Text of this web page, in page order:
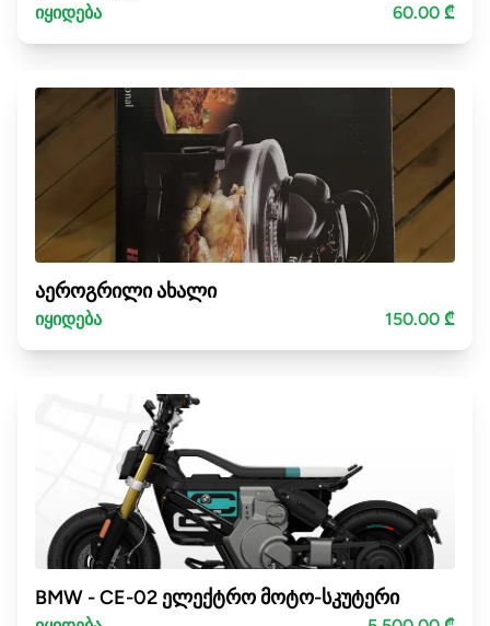
იყიდება 60.00 ₾
აეროგრილი ახალი
იყიდება 150.00 ₾
BMW - CE-02 ელექტრო მოტო-სკუტერი